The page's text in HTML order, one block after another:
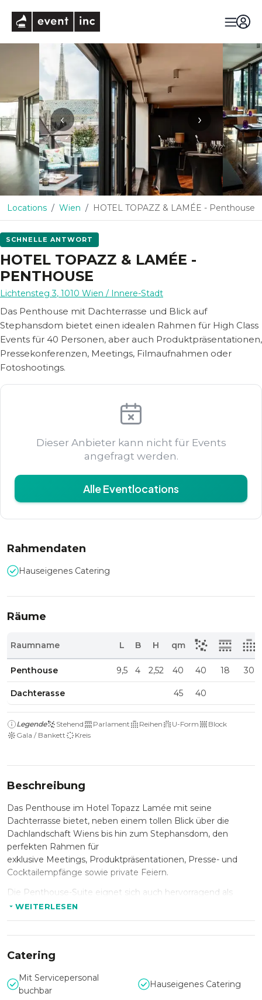
‹ ›
Locations Wien HOTEL TOPAZZ & LAMÉE - Penthouse
SCHNELLE ANTWORT
HOTEL TOPAZZ & LAMÉE -
PENTHOUSE
Lichtensteg 3, 1010 Wien / Innere-Stadt
Das Penthouse mit Dachterrasse und Blick auf
Stephansdom bietet einen idealen Rahmen für High Class
Events für 40 Personen, aber auch Produktpräsentationen,
Pressekonferenzen, Meetings, Filmaufnahmen oder
Fotoshootings.
Dieser Anbieter kann nicht für Events
angefragt werden.
Alle Eventlocations
Rahmendaten
Hauseigenes Catering
Räume
Raumname L B H qm
Penthouse 9,5 4 2,52 40 40 18 30
Dachterasse 45 40
Legende Stehend Parlament Reihen U-Form
Block
Gala / Bankett
Kreis
Beschreibung
Das Penthouse im Hotel Topazz Lamée mit seine
Dachterrasse bietet, neben einem tollen Blick über die
Dachlandschaft Wiens bis hin zum Stephansdom, den
perfekten Rahmen für
exklusive Meetings, Produktpräsentationen, Presse- und
Cocktailempfänge sowie private Feiern.
Die Penthouse-Suite eignet sich auch hervorragend als
Hochzeitslocation, durch die Kommissionierung für
standesamtliche Hochzeiten, können Sie Ihren schönste
Die Einrichtung im exklusiven, modernen Stil orientiert sich
am künstlerischen Erbe des späten 19. und frühen 20.
Jahrhunderts.
Auch derWiener Wohnsalon
WEITERLESEN
Catering
Mit Servicepersonal
buchbar
Hauseigenes Catering